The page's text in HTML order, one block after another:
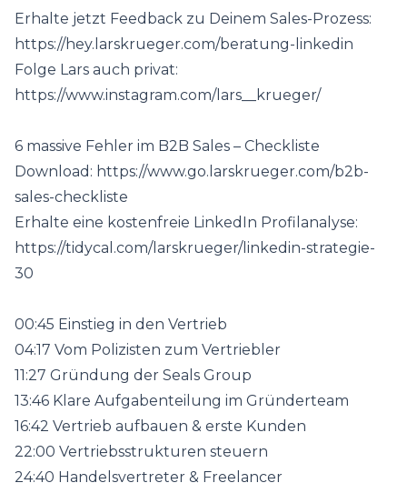
Erhalte jetzt Feedback zu Deinem Sales-Prozess:
https://hey.larskrueger.com/beratung-linkedin
Folge Lars auch privat:
https://www.instagram.com/lars__krueger/
6 massive Fehler im B2B Sales – Checkliste
Download: https://www.go.larskrueger.com/b2b-
sales-checkliste
Erhalte eine kostenfreie LinkedIn Profilanalyse:
https://tidycal.com/larskrueger/linkedin-strategie-
30
00:45 Einstieg in den Vertrieb
04:17 Vom Polizisten zum Vertriebler
11:27 Gründung der Seals Group
13:46 Klare Aufgabenteilung im Gründerteam
16:42 Vertrieb aufbauen & erste Kunden
22:00 Vertriebsstrukturen steuern
24:40 Handelsvertreter & Freelancer